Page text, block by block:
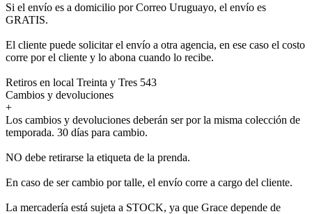
Si el envío es a domicilio por Correo Uruguayo, el envío es
GRATIS.
El cliente puede solicitar el envío a otra agencia, en ese caso el costo
corre por el cliente y lo abona cuando lo recibe.
Retiros en local Treinta y Tres 543
Cambios y devoluciones
+
Los cambios y devoluciones deberán ser por la misma colección de
temporada. 30 días para cambio.
NO debe retirarse la etiqueta de la prenda.
En caso de ser cambio por talle, el envío corre a cargo del cliente.
La mercadería está sujeta a STOCK, ya que Grace depende de